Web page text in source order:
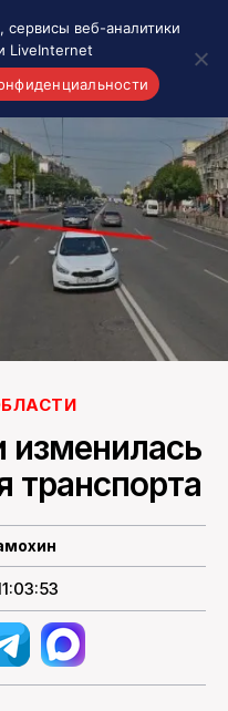
изменилась
транспорта
сервисы веб-аналитики
LiveInternet